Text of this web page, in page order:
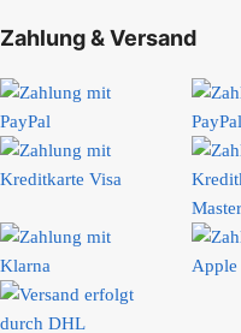
Zahlung & Versand